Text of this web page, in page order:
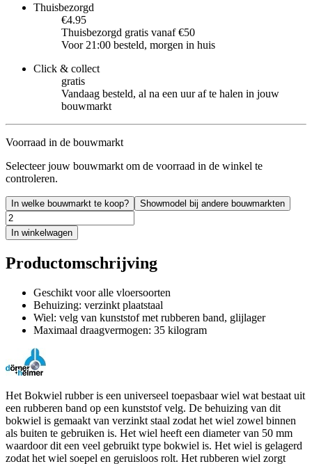
Thuisbezorgd
€4.95
Thuisbezorgd gratis vanaf €50
Voor 21:00 besteld, morgen in huis
Click & collect
gratis
Vandaag besteld, al na een uur af te halen in jouw
bouwmarkt
Voorraad in de bouwmarkt
Selecteer jouw bouwmarkt om de voorraad in de winkel te
controleren.
In welke bouwmarkt te koop? Showmodel bij andere bouwmarkten
In winkelwagen
Productomschrijving
Geschikt voor alle vloersoorten
Behuizing: verzinkt plaatstaal
Wiel: velg van kunststof met rubberen band, glijlager
Maximaal draagvermogen: 35 kilogram
Het Bokwiel rubber is een universeel toepasbaar wiel wat bestaat uit
een rubberen band op een kunststof velg. De behuizing van dit
bokwiel is gemaakt van verzinkt staal zodat het wiel zowel binnen
als buiten te gebruiken is. Het wiel heeft een diameter van 50 mm
waardoor dit een veel gebruikt type bokwiel is. Het wiel is gelagerd
zodat het wiel soepel en geruisloos rolt. Het rubberen wiel zorgt